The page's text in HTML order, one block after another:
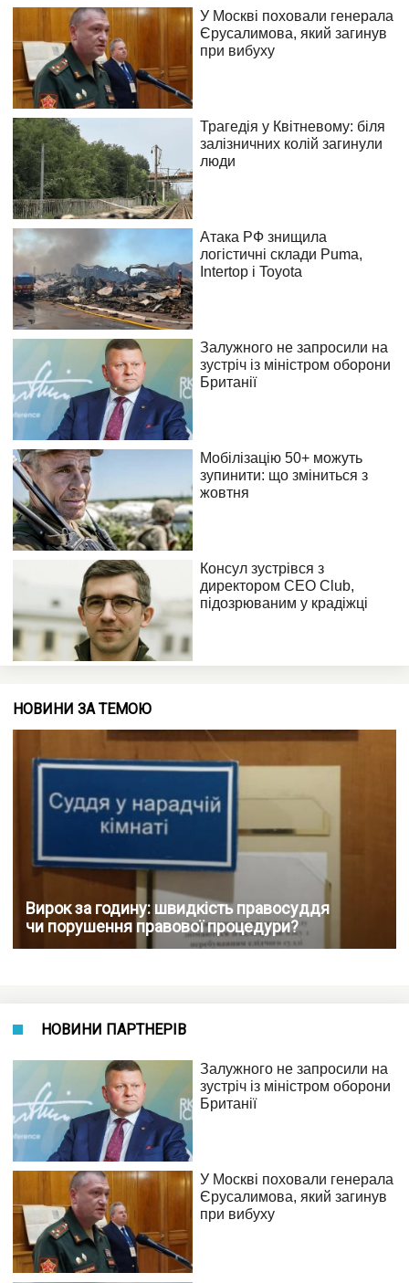
НОВИНИ ЗА ТЕМОЮ
Вирок за годину: швидкість правосуддя
чи порушення правової процедури?
НОВИНИ ПАРТНЕРІВ